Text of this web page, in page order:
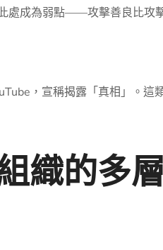
處成為弱點——攻擊善良比攻
，宣稱揭露「真相」。這
織的多